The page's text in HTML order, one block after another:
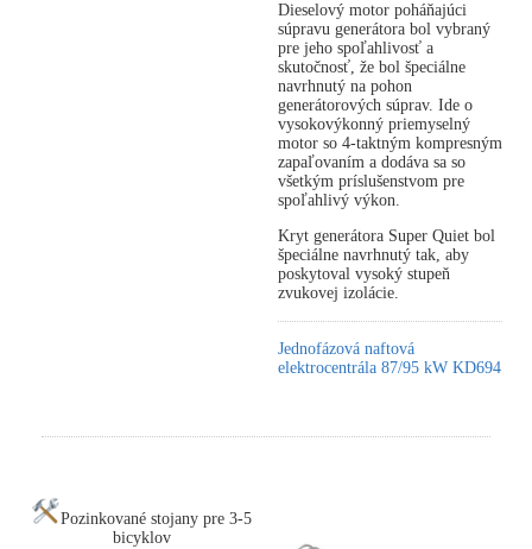
Dieselový motor poháňajúci
súpravu generátora bol vybraný
pre jeho spoľahlivosť a
skutočnosť, že bol špeciálne
navrhnutý na pohon
generátorových súprav. Ide o
vysokovýkonný priemyselný
motor so 4-taktným kompresným
zapaľovaním a dodáva sa so
všetkým príslušenstvom pre
spoľahlivý výkon.
Kryt generátora Super Quiet bol
špeciálne navrhnutý tak, aby
poskytoval vysoký stupeň
zvukovej izolácie.
Jednofázová naftová
elektrocentrála 87/95 kW KD694
Pozinkované stojany pre 3-5
bicyklov